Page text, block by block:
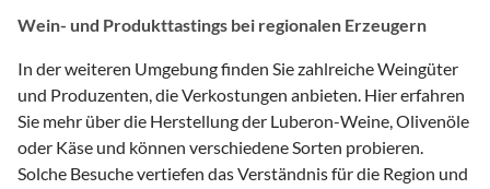
Wein- und Produkttastings bei regionalen Erzeugern
In der weiteren Umgebung finden Sie zahlreiche Weingüter
und Produzenten, die Verkostungen anbieten. Hier erfahren
Sie mehr über die Herstellung der Luberon-Weine, Olivenöle
oder Käse und können verschiedene Sorten probieren.
Solche Besuche vertiefen das Verständnis für die Region und